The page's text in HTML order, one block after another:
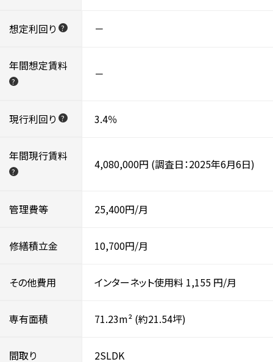
想定利回り ? －
年間想定賃料
? －
現行利回り ? 3.4％
年間現行賃料
? 4,080,000円 (調査日：2025年6月6日)
管理費等 25,400円/月
修繕積立金 10,700円/月
その他費用 インターネット使用料 1,155 円/月
専有面積 71.23m² (約21.54坪)
間取り 2SLDK